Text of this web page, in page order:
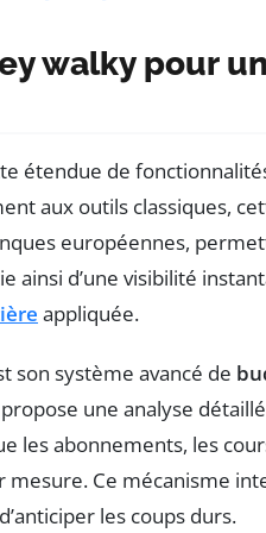
walky pour
étendue de
aux outils classiques,
européennes,
ainsi d’une visibilité
appliquée.
son système avancé de
une analyse
les abonnements, les
mesure. Ce mécanisme
les coups durs.